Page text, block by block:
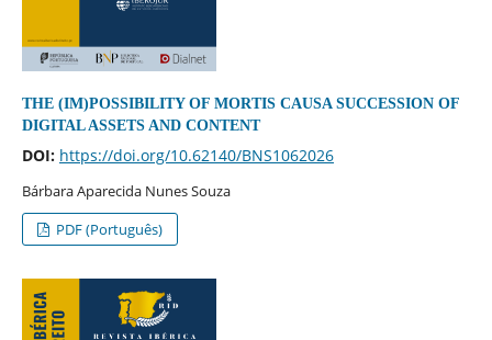
THE (IM)POSSIBILITY OF MORTIS CAUSA SUCCESSION OF
DIGITAL ASSETS AND CONTENT
DOI: https://doi.org/10.62140/BNS1062026
Bárbara Aparecida Nunes Souza
PDF (Português)